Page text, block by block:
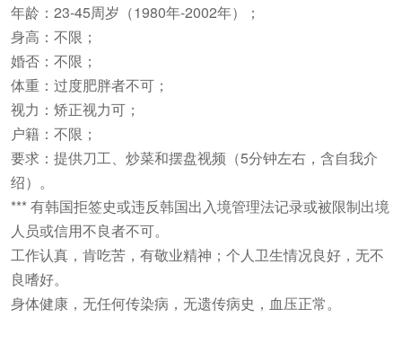
年龄：23-45周岁（1980年-2002年）；
身高：不限；
婚否：不限；
体重：过度肥胖者不可；
视力：矫正视力可；
户籍：不限；
要求：提供刀工、炒菜和摆盘视频（5分钟左右，含自我介
绍）。
*** 有韩国拒签史或违反韩国出入境管理法记录或被限制出境
人员或信用不良者不可。
工作认真，肯吃苦，有敬业精神；个人卫生情况良好，无不
良嗜好。
身体健康，无任何传染病，无遗传病史，血压正常。